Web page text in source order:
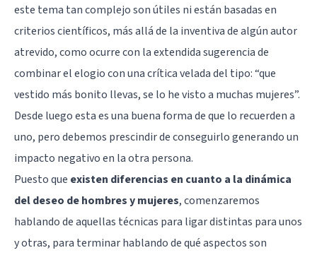
este tema tan complejo son útiles ni están basadas en
criterios científicos, más allá de la inventiva de algún autor
atrevido, como ocurre con la extendida sugerencia de
combinar el elogio con una crítica velada del tipo: “que
vestido más bonito llevas, se lo he visto a muchas mujeres”.
Desde luego esta es una buena forma de que lo recuerden a
uno, pero debemos prescindir de conseguirlo generando un
impacto negativo en la otra persona.
Puesto que existen diferencias en cuanto a la dinámica
del deseo de hombres y mujeres, comenzaremos
hablando de aquellas técnicas para ligar distintas para unos
y otras, para terminar hablando de qué aspectos son